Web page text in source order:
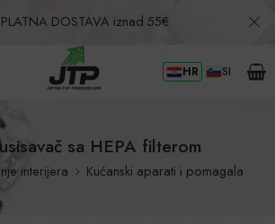
DOSTAVA iznad 55€
Povrat u roku od 30 dana! HR SI
sa HEPA filterom
interijera Kućanski aparati i pomagala